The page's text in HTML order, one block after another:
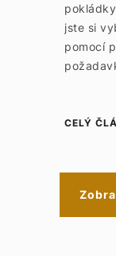
jste si
pomocí
CELÝ